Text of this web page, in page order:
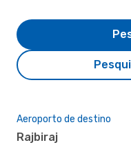
Aeroporto de destino
Rajbiraj